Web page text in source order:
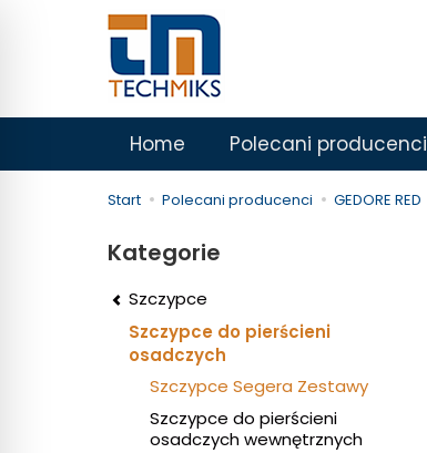
Home Polecani producenci
Start Polecani producenci GEDORE RED
Kategorie
Szczypce
Szczypce do pierścieni
osadczych
Szczypce Segera Zestawy
Szczypce do pierścieni
osadczych wewnętrznych